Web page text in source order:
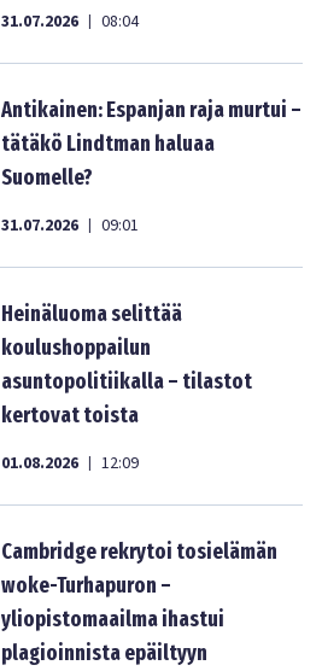
31.07.2026 | 08:04
Antikainen: Espanjan raja murtui –
tätäkö Lindtman haluaa
Suomelle?
31.07.2026 | 09:01
Heinäluoma selittää
koulushoppailun
asuntopolitiikalla – tilastot
kertovat toista
01.08.2026 | 12:09
Cambridge rekrytoi tosielämän
woke-Turhapuron –
yliopistomaailma ihastui
plagioinnista epäiltyyn